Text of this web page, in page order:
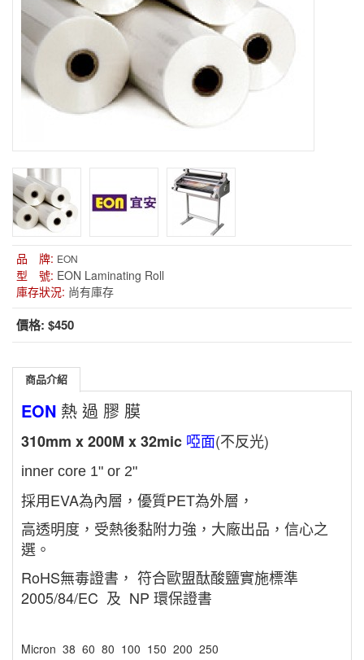
品 牌: EON
型 號: EON Laminating Roll
庫存狀況: 尚有庫存
價格: $450
商品介紹
EON 熱 過 膠 膜
310mm x 200M x 32mic 啞面(不反光)
inner core 1" or 2"
採用EVA為內層，優質PET為外層，
高透明度，受熱後黏附力強，大廠出品，信心之
選。
RoHS無毒證書， 符合歐盟酞酸鹽實施標準
2005/84/EC 及 NP 環保證書
Micron 38 60 80 100 150 200 250